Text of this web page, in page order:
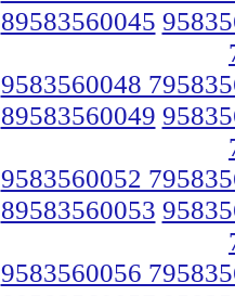
89583560045
9583560048
89583560049
9583560052
89583560053
9583560056